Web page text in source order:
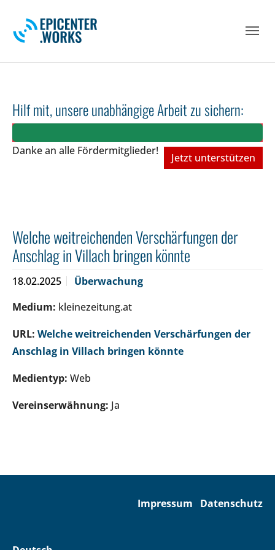
Hilf mit, unsere unabhängige Arbeit zu sichern:
Danke an alle Fördermitglieder!
Jetzt unterstützen
Welche weitreichenden Verschärfungen der
Anschlag in Villach bringen könnte
18.02.2025
Überwachung
Medium: kleinezeitung.at
URL: Welche weitreichenden Verschärfungen der
Anschlag in Villach bringen könnte
Medientyp: Web
Vereinserwähnung: Ja
Impressum Datenschutz